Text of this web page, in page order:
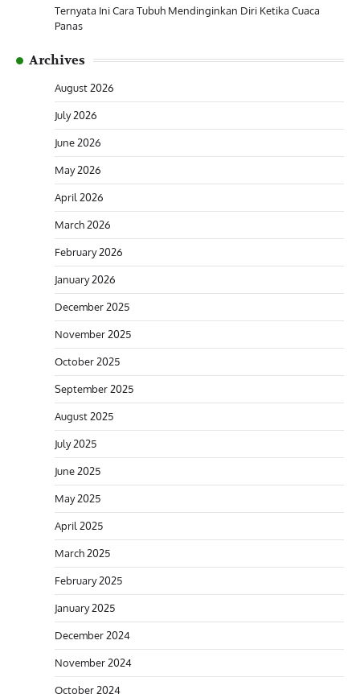
Ternyata Ini Cara Tubuh Mendinginkan Diri Ketika Cuaca
Panas
Archives
August 2026
July 2026
June 2026
May 2026
April 2026
March 2026
February 2026
January 2026
December 2025
November 2025
October 2025
September 2025
August 2025
July 2025
June 2025
May 2025
April 2025
March 2025
February 2025
January 2025
December 2024
November 2024
October 2024